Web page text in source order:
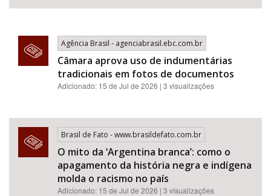
Agência Brasil - agenciabrasil.ebc.com.br
Câmara aprova uso de indumentárias
tradicionais em fotos de documentos
Adicionado: 15 de Jul de 2026 | 3 visualizações
Brasil de Fato - www.brasildefato.com.br
O mito da ‘Argentina branca’: como o
apagamento da história negra e indígena
molda o racismo no país
Adicionado: 15 de Jul de 2026 | 3 visualizações